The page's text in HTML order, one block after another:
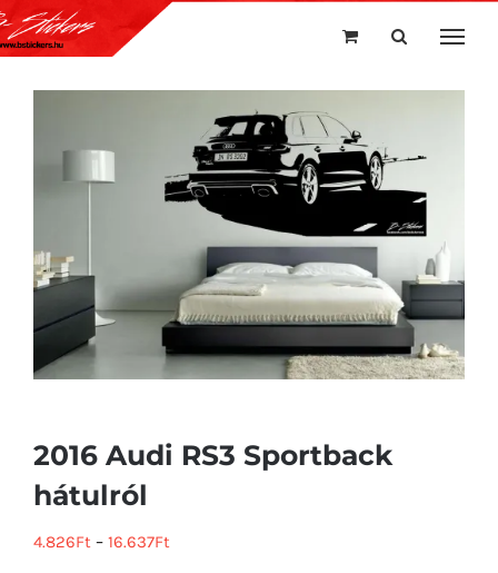
Kihagyás
2016 Audi RS3 Sportback
hátulról
4.826Ft – 16.637Ft